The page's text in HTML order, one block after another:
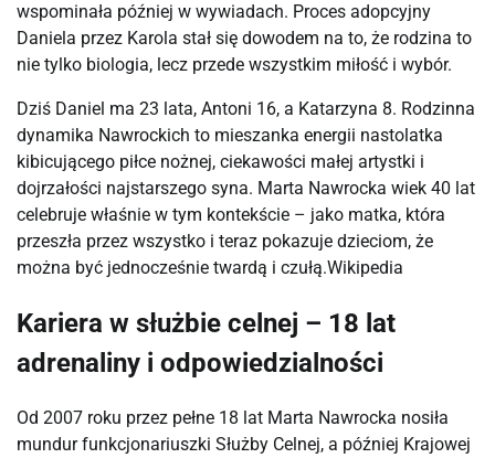
wspominała później w wywiadach. Proces adopcyjny
Daniela przez Karola stał się dowodem na to, że rodzina to
nie tylko biologia, lecz przede wszystkim miłość i wybór.
Dziś Daniel ma 23 lata, Antoni 16, a Katarzyna 8. Rodzinna
dynamika Nawrockich to mieszanka energii nastolatka
kibicującego piłce nożnej, ciekawości małej artystki i
dojrzałości najstarszego syna. Marta Nawrocka wiek 40 lat
celebruje właśnie w tym kontekście – jako matka, która
przeszła przez wszystko i teraz pokazuje dzieciom, że
można być jednocześnie twardą i czułą.⁠Wikipedia
Kariera w służbie celnej – 18 lat
adrenaliny i odpowiedzialności
Od 2007 roku przez pełne 18 lat Marta Nawrocka nosiła
mundur funkcjonariuszki Służby Celnej, a później Krajowej